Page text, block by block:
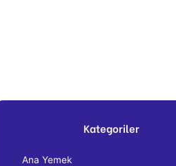
Kategoriler
Ana Yemek